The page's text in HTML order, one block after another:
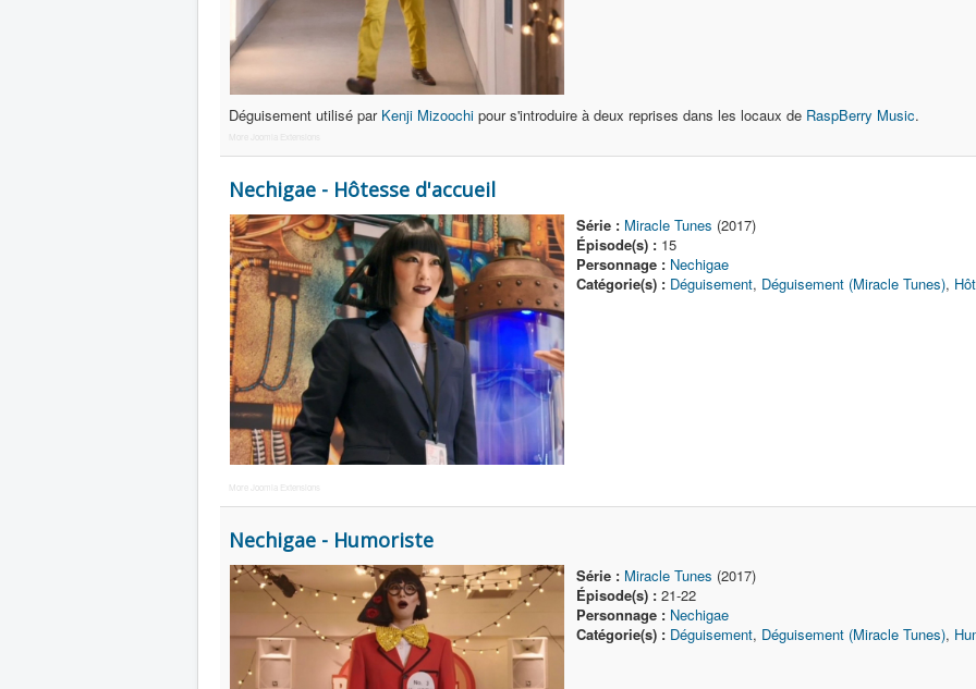
Déguisement utilisé par Kenji Mizoochi pour s'introduire à deux reprises dans les locaux de RaspBerry Music.
More Joomla Extensions
Nechigae - Hôtesse d'accueil
Série : Miracle Tunes (2017)
Épisode(s) : 15
Personnage : Nechigae
Catégorie(s) : Déguisement, Déguisement (Miracle Tunes),
More Joomla Extensions
Nechigae - Humoriste
Série : Miracle Tunes (2017)
Épisode(s) : 21-22
Personnage : Nechigae
Catégorie(s) : Déguisement, Déguisement (Miracle Tunes),